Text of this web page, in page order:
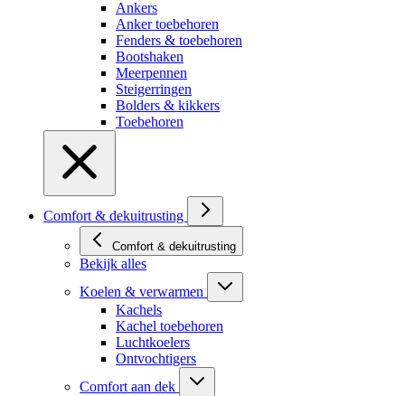
Ankers
Anker toebehoren
Fenders & toebehoren
Bootshaken
Meerpennen
Steigerringen
Bolders & kikkers
Toebehoren
Comfort & dekuitrusting
Comfort & dekuitrusting
Bekijk alles
Koelen & verwarmen
Kachels
Kachel toebehoren
Luchtkoelers
Ontvochtigers
Comfort aan dek